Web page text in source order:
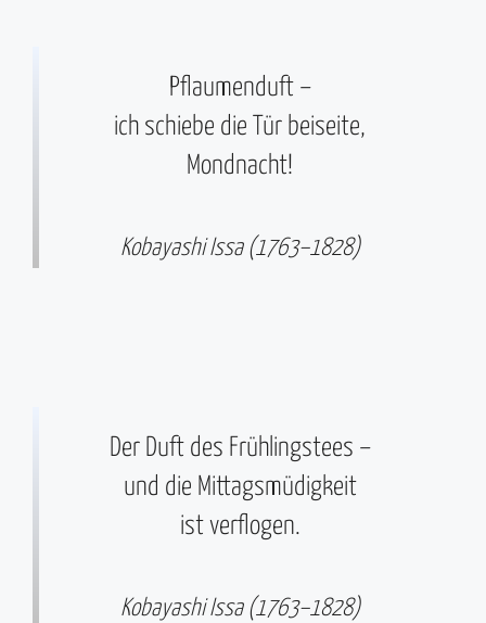
Pflaumenduft –
ich schiebe die Tür beiseite,
Mondnacht!
Kobayashi Issa (1763–1828)
Der Duft des Frühlingstees –
und die Mittagsmüdigkeit
ist verflogen.
Kobayashi Issa (1763–1828)